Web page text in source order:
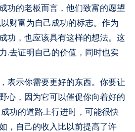
功的老板而言，他们致富的愿望
财富为自己成功的标志。作为
功，也应该具有这样的想法。这
.去证明自己的价值，同时也实
表示你需要更好的东西。你要让
心，因为它可以催促你向着好的
功的道路上行进时，可能很快
，自己的收入比以前提高了许